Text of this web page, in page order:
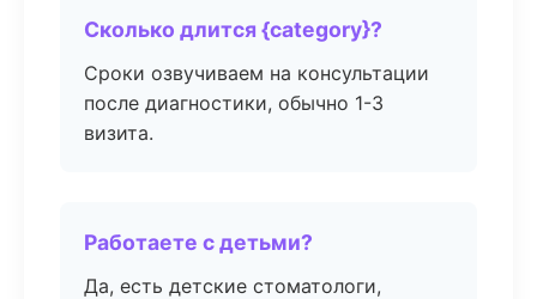
Сколько длится {category}?
Сроки озвучиваем на консультации
после диагностики, обычно 1-3
визита.
Работаете с детьми?
Да, есть детские стоматологи,